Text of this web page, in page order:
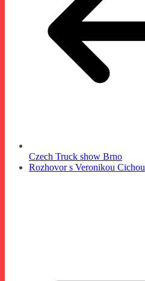
Czech Truck show Brno
Rozhovor s Veronikou Cichou